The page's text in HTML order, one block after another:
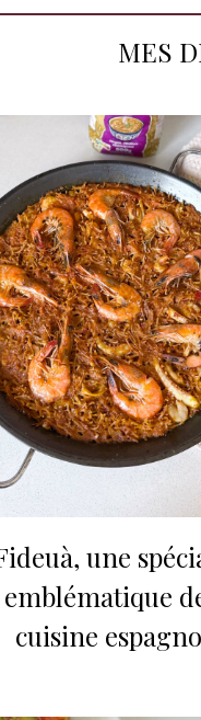
MES
une
emblématique
cuisine